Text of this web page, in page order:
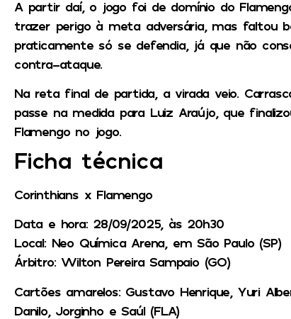
A partir daí, o jogo foi de domínio do
trazer perigo à meta adversária, mas faltou
praticamente só se defendia, já que não
contra-ataque.
Na reta final de partida, a virada veio.
passe na medida para Luiz Araújo, que
Flamengo no jogo.
Ficha técnica
Corinthians x Flamengo
Data e hora: 28/09/2025, às 20h30
Local: Neo Química Arena, em São Paulo (SP)
Árbitro: Wilton Pereira Sampaio (GO)
Cartões amarelos: Gustavo Henrique, Yuri
Danilo, Jorginho e Saúl (FLA)